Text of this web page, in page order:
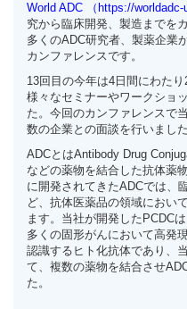
World ADC （ https://
究から臨床開発、製造までを
多くのADC研究者、製薬企業
カンファレンスです。
13回目の今年は4日間にわた
様々なセミナーやワークショ
た。今回のカンファレンスで
数の企業との面談を行いました
ADCとはAntibody Drug
などの薬物を結合した抗体薬
に開発されてきたADCでは、
ど、抗体医薬品の領域におい
ます。当社が開発したPCDC
多くの固形がんにおいて高発
認識するヒト化抗体であり、
て、複数の薬物を結合させ
た。